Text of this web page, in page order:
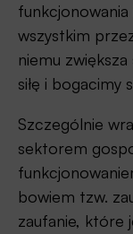
wszystkim przez
niemu
siłę i bogacimy
Szczególnie
sektorem
bowiem tzw.
zaufanie, które